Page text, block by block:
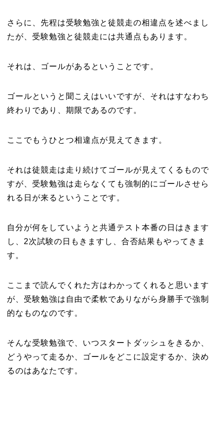
さらに、先程は受験勉強と徒競走の相違点を述べまし
たが、受験勉強と徒競走には共通点もあります。
それは、ゴールがあるということです。
ゴールというと聞こえはいいですが、それはすなわち
終わりであり、期限であるのです。
ここでもうひとつ相違点が見えてきます。
それは徒競走は走り続けてゴールが見えてくるもので
すが、受験勉強は走らなくても強制的にゴールさせら
れる日が来るということです。
自分が何をしていようと共通テスト本番の日はきます
し、2次試験の日もきますし、合否結果もやってきま
す。
ここまで読んでくれた方はわかってくれると思います
が、受験勉強は自由で柔軟でありながら身勝手で強制
的なものなのです。
そんな受験勉強で、いつスタートダッシュをきるか、
どうやって走るか、ゴールをどこに設定するか、決め
るのはあなたです。